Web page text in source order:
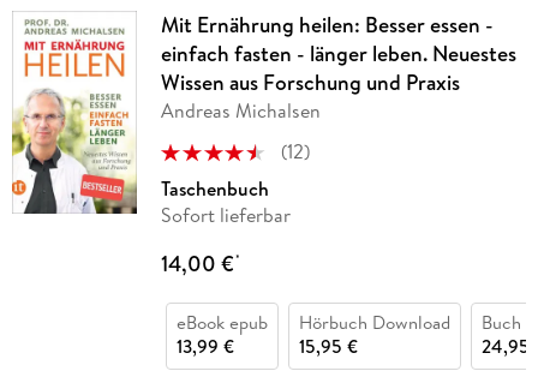
Mit Ernährung heilen: Besser essen -
einfach fasten - länger leben. Neuestes
Wissen aus Forschung und Praxis
Andreas Michalsen
(12)
Taschenbuch
Sofort lieferbar
14,00 €*
eBook epub
13,99 €
Hörbuch Download
15,95 €
Buch
24,95